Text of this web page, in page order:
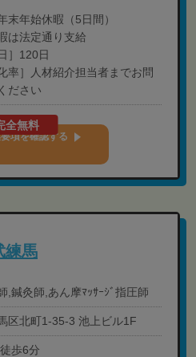
末年始休暇（5日間）
は法定通り支給
］120日
率］人材紹介担当者までお問
ださい
全無料
項を確認する
練馬
,鍼灸師,あん摩ﾏｯｻｰｼﾞ指圧師
区北町1-35-3 池上ビル1F
歩6分